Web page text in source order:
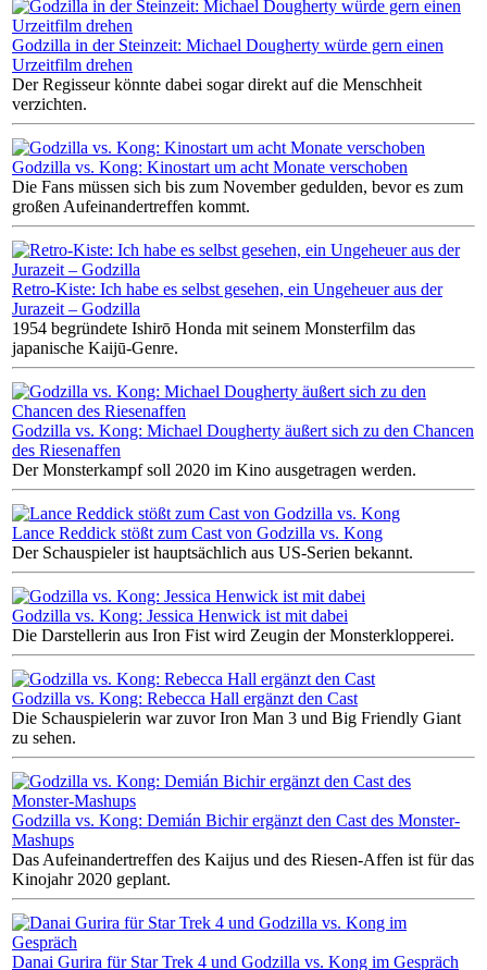
Godzilla in der Steinzeit: Michael Dougherty würde gern einen
Urzeitfilm drehen
Der Regisseur könnte dabei sogar direkt auf die Menschheit
verzichten.
Godzilla vs. Kong: Kinostart um acht Monate verschoben
Die Fans müssen sich bis zum November gedulden, bevor es zum
großen Aufeinandertreffen kommt.
Retro-Kiste: Ich habe es selbst gesehen, ein Ungeheuer aus der
Jurazeit – Godzilla
1954 begründete Ishirō Honda mit seinem Monsterfilm das
japanische Kaijū-Genre.
Godzilla vs. Kong: Michael Dougherty äußert sich zu den Chancen
des Riesenaffen
Der Monsterkampf soll 2020 im Kino ausgetragen werden.
Lance Reddick stößt zum Cast von Godzilla vs. Kong
Der Schauspieler ist hauptsächlich aus US-Serien bekannt.
Godzilla vs. Kong: Jessica Henwick ist mit dabei
Die Darstellerin aus Iron Fist wird Zeugin der Monsterklopperei.
Godzilla vs. Kong: Rebecca Hall ergänzt den Cast
Die Schauspielerin war zuvor Iron Man 3 und Big Friendly Giant
zu sehen.
Godzilla vs. Kong: Demián Bichir ergänzt den Cast des Monster-
Mashups
Das Aufeinandertreffen des Kaijus und des Riesen-Affen ist für das
Kinojahr 2020 geplant.
Danai Gurira für Star Trek 4 und Godzilla vs. Kong im Gespräch